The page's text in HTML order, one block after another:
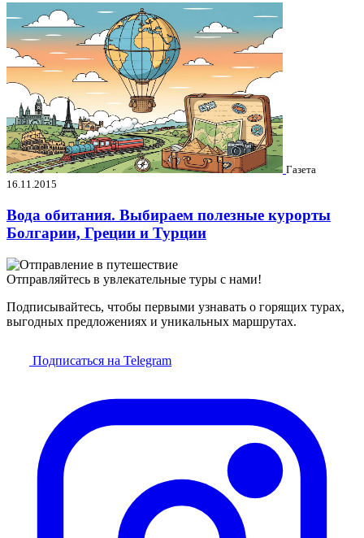
Газета
16.11.2015
Вода обитания. Выбираем полезные курорты
Болгарии, Греции и Турции
Отправляйтесь в увлекательные туры с нами!
Подписывайтесь, чтобы первыми узнавать о горящих турах,
выгодных предложениях и уникальных маршрутах.
Подписаться на Telegram